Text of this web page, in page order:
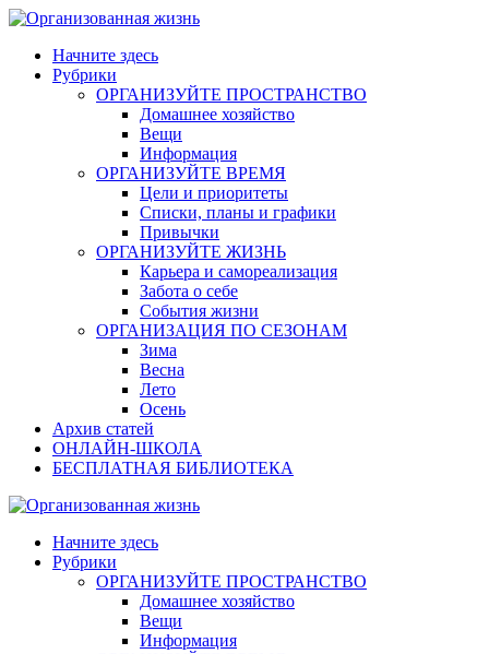
Skip
contentНачните здесь
Рубрики
ОРГАНИЗУЙТЕ ПРОСТРАНСТВО
Домашнее хозяйство
Вещи
Информация
ОРГАНИЗУЙТЕ ВРЕМЯ
Цели и приоритеты
Списки, планы и графики
Привычки
ОРГАНИЗУЙТЕ ЖИЗНЬ
Карьера и самореализация
Забота о себе
События жизни
ОРГАНИЗАЦИЯ ПО СЕЗОНАМ
Зима
Весна
Лето
Осень
Архив статей
ОНЛАЙН-ШКОЛА
БЕСПЛАТНАЯ БИБЛИОТЕКА
Начните здесь
Рубрики
ОРГАНИЗУЙТЕ ПРОСТРАНСТВО
Домашнее хозяйство
Вещи
Информация